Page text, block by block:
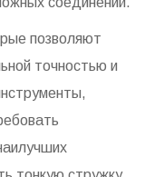
позволяют
точностью и